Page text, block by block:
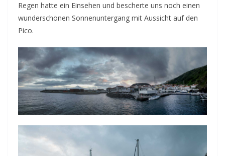
Regen hatte ein Einsehen und bescherte uns noch einen
wunderschönen Sonnenuntergang mit Aussicht auf den
Pico.